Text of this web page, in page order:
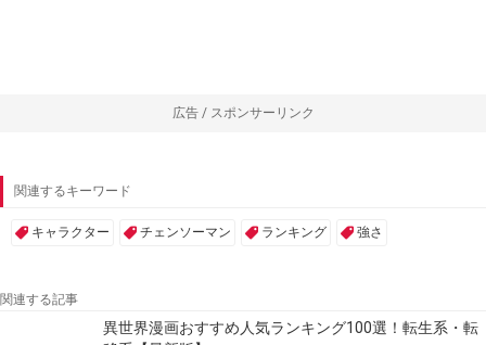
広告 / スポンサーリンク
関連するキーワード
キャラクター チェンソーマン ランキング 強さ
関連する記事
異世界漫画おすすめ人気ランキング100選！転生系・転